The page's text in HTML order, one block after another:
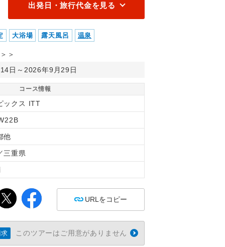
出発日・旅行代金を見る
大浴場 露天風呂 温泉
＞
日～2026年9月29日
コース情報
ックス ITT
他
三重県
URLをコピー
このツアーはご用意がありません